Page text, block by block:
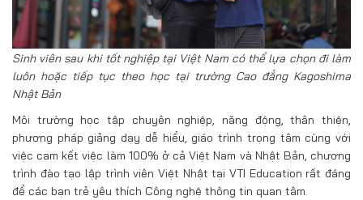
Sinh viên sau khi tốt nghiệp tại Việt Nam có thể lựa chọn đi làm
luôn hoặc tiếp tục theo học tại trường Cao đẳng Kagoshima
Nhật Bản
Môi trường học tập chuyên nghiệp, năng động, thân thiện,
phương pháp giảng dạy dễ hiểu, giáo trình trọng tâm cùng với
việc cam kết việc làm 100% ở cả Việt Nam và Nhật Bản, chương
trình đào tạo lập trình viên Việt Nhật tại VTI Education rất đáng
để các bạn trẻ yêu thích Công nghệ thông tin quan tâm.